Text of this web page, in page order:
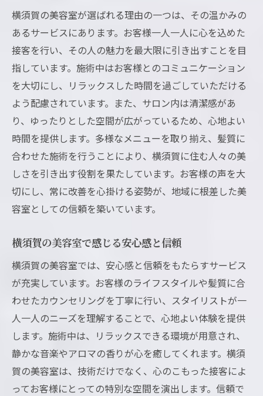
横須賀の美容室が選ばれる理由の一つは、その温かみの
あるサービスにあります。お客様一人一人に心を込めた
接客を行い、その人の魅力を最大限に引き出すことを目
指しています。施術中はお客様とのコミュニケーション
を大切にし、リラックスした時間を過ごしていただける
よう配慮されています。また、サロン内は清潔感があ
り、ゆったりとした空間が広がっているため、心地よい
時間を提供します。多様なメニューを取り揃え、髪質に
合わせた施術を行うことにより、横須賀に住む人々の美
しさを引き出す役割を果たしています。お客様の声を大
切にし、常に改善を心掛ける姿勢が、地域に根差した美
容室としての信頼を築いています。
横須賀の美容室で感じる安心感と信頼
横須賀の美容室では、安心感と信頼をもたらすサービス
が充実しています。お客様のライフスタイルや髪質に合
わせたカウンセリングを丁寧に行い、スタイリストが一
人一人のニーズを理解することで、心地よい体験を提供
します。施術中は、リラックスできる環境が用意され、
静かな音楽やアロマの香りが心を癒してくれます。横須
賀の美容室は、技術だけでなく、心のこもった接客によ
ってお客様にとっての特別な空間を演出します。信頼で